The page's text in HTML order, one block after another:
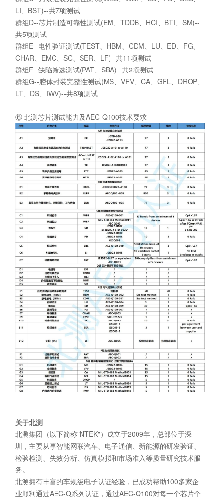
LI、BST)--共7项测试
群组D--芯片制造可靠性测试(EM、TDDB、HCI、BTI、SM)--
共5项测试
群组E--电性验证测试(TEST、HBM、CDM、LU、ED、FG、
CHAR、EMC、SC、SER、LF)--共11项测试
群组F--缺陷筛选测试(PAT、SBA)--共2项测试
群组G--腔体封装完整性测试(MS、VFV、CA、GFL、DROP、
LT、DS、IWV)--共8项测试
⑥ 北测芯片测试能力及AEC-Q100技术要求
关于北测
北测集团（以下简称"NTEK"）成立于2009年，总部位于深
圳，主要从事智能网联汽车、电子通信、新能源的研发验证、
检验检测、失效分析、仿真模拟和市场准入等质量研究技术服
务。
北测拥有丰富的车规级电子认证经验，已成功帮助100多家企
业顺利通过AEC-Q系列认证，通过AEC-Q100对每一个芯片个